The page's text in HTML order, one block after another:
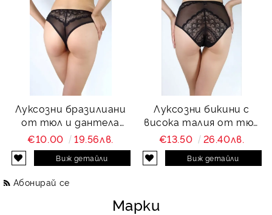
Луксозни бразилиани
от тюл и дантела
Charity
€10.00 19.56лв.
Виж детайли
Луксозни бикини с
висока талия от тюл
и дантела Charity
€13.50 26.40лв.
Виж детайли
Абонирай се
Марки